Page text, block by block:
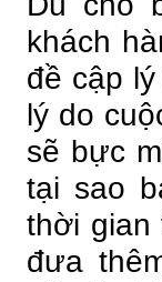
khách
đề cập
lý do
sẽ bực
tại sao
thời gian
đưa